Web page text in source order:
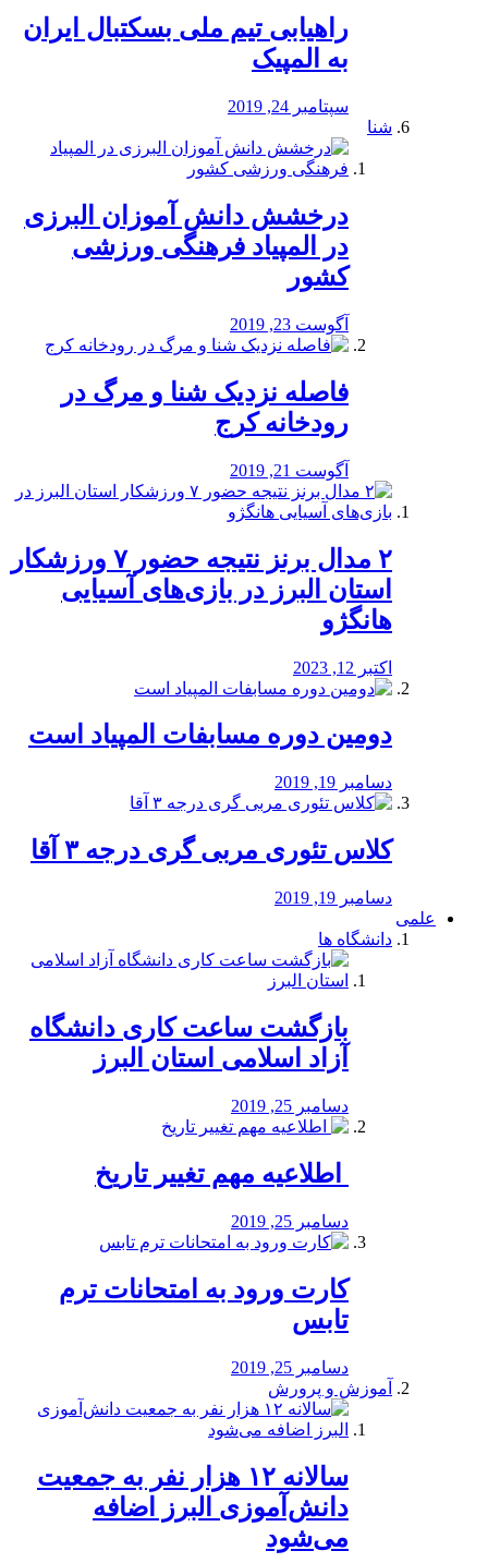
راهیابی تیم ملی بسکتبال ایران
به المپیک
سپتامبر 24, 2019
شنا
درخشش دانش آموزان البرزی
در المپیاد فرهنگی ورزشی
کشور
آگوست 23, 2019
️فاصله نزدیک شنا و مرگ در
رودخانه کرج
آگوست 21, 2019
۲ مدال برنز نتیجه حضور ۷ ورزشکار
استان البرز در بازی‌های آسیایی
هانگژو
اکتبر 12, 2023
دومین دوره مسابفات المپیاد است
دسامبر 19, 2019
کلاس تئوری مربی گری درجه ۳ آقا
دسامبر 19, 2019
علمی
دانشگاه ها
بازگشت ساعت کاری دانشگاه
آزاد اسلامی استان البرز
دسامبر 25, 2019
️ اطلاعیه مهم تغییر تاریخ
دسامبر 25, 2019
کارت ورود به امتحانات ترم
تابس
دسامبر 25, 2019
آموزش و پرورش
️سالانه ۱۲ هزار نفر به جمعیت
دانش‌آموزی البرز اضافه
می‌شود